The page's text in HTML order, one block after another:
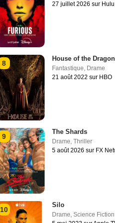
27 juillet 2026 sur Hulu
8
House of the Dragon
Fantastique, Drame
21 août 2022 sur HBO
9
The Shards
Drame, Thriller
5 août 2026 sur FX
10
Silo
Drame, Science Fiction